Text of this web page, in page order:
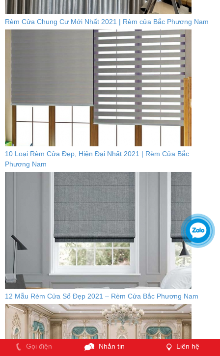
Rèm Cửa Chung Cư Mới Nhất 2021 | Rèm cửa Bắc Phương Nam
10 Loại Rèm Cửa Đẹp, Hiện Đại Nhất 2021 | Rèm Cửa Bắc
Phương Nam
12 Mẫu Rèm Cửa Sổ Đẹp 2021 – Rèm Cửa Bắc Phương Nam
Gọi điện Nhắn tin Liên hệ